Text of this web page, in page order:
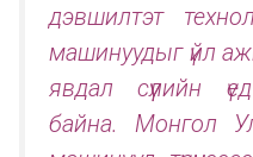
дэвшилтэт
машинуудыг үйл
явдал сүүлийн
байна. Монгол